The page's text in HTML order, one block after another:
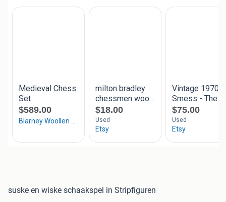
suske en wiske schaakspel in Stripfiguren